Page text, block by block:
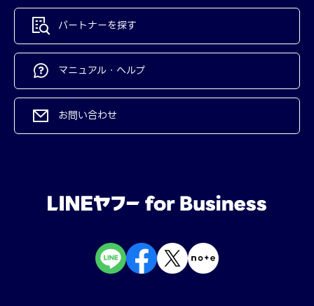
パートナーを探す
マニュアル・ヘルプ
お問い合わせ